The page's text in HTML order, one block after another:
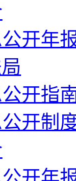
开年
开指
开制